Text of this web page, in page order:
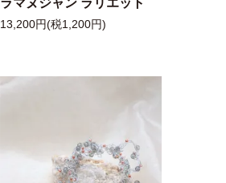
13,200円(税1,200円)